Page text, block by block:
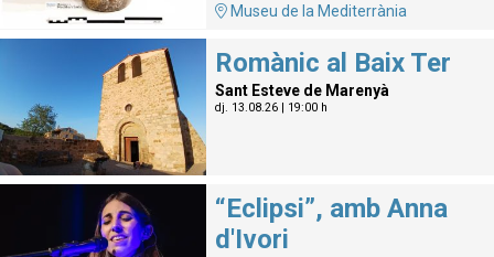
Museu de la Mediterrània
Romànic al Baix Ter
Sant Esteve de Marenyà
dj. 13.08.26| 19:00 h
“Eclipsi”, amb Anna
d'Ivori